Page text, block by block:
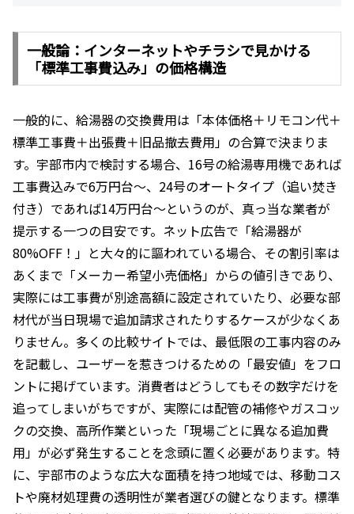
一般論：インターネットやチラシで見かける
「標準工事費込み」の価格構造
一般的に、給湯器の交換費用は「本体価格＋リモコン代＋
標準工事費＋出張費＋旧品撤去費用」の合算で決まりま
す。宇部市内で検討する場合、16号の給湯専用機であれば
工事費込みで6万円台〜、24号のオートタイプ（追い焚き
付き）であれば14万円台〜というのが、真っ当な業者が
提示する一つの目安です。ネット広告で「給湯器が
80%OFF！」と大々的に謳われている場合、その割引率は
あくまで「メーカー希望小売価格」からの値引きであり、
実際には工事費が別途高額に設定されていたり、必要な部
材代が当日現場で追加請求されたりするケースが少なくあ
りません。多くの比較サイトでは、最低限の工事内容のみ
を記載し、ユーザーを惹きつけるための「最安値」をフロ
ントに掲げています。消費者はどうしてもその数字だけを
追ってしまいがちですが、実際には配管の補修やガスコッ
クの交換、高所作業といった「現場ごとに異なる追加費
用」が必ず発生することを念頭に置く必要があります。特
に、宇部市のような広大な面積を持つ地域では、移動コス
トや廃材処理費の透明性が業者選びの鍵となります。標準